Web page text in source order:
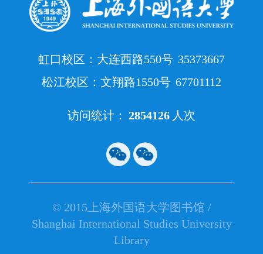
虹口校区：大连西路550号 35373667
松江校区：文翔路1550号 67701112
访问统计： 2854126 人次
© 2015上海外国语大学图书馆 /
Shanghai International Studies University
Library